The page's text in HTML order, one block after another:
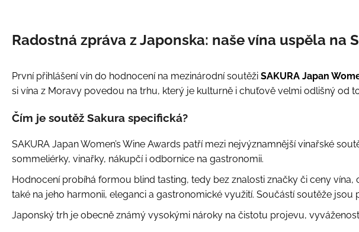
Radostná zpráva z Japonska: naše vína uspěla na
První přihlášení vín do hodnocení na mezinárodní soutěži SAKURA Japan
si vína z Moravy povedou na trhu, který je kulturně i chuťově velmi odlišný od
Čím je soutěž Sakura specifická?
SAKURA Japan Women’s Wine Awards patří mezi nejvýznamnější vinařské
sommeliérky, vinařky, nákupčí i odbornice na gastronomii.
Hodnocení probíhá formou blind tasting, tedy bez znalosti značky či ceny
také na jeho harmonii, eleganci a gastronomické využití. Součástí soutěže
Japonský trh je obecně známý vysokými nároky na čistotu projevu,